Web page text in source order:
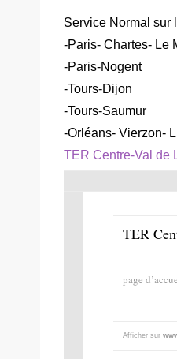
Service Normal sur
-Paris- Chartes- Le
-Paris-Nogent
-Tours-Dijon
-Tours-Saumur
-Orléans- Vierzon-
TER Centre-Val de
TER
page
Afficher sur